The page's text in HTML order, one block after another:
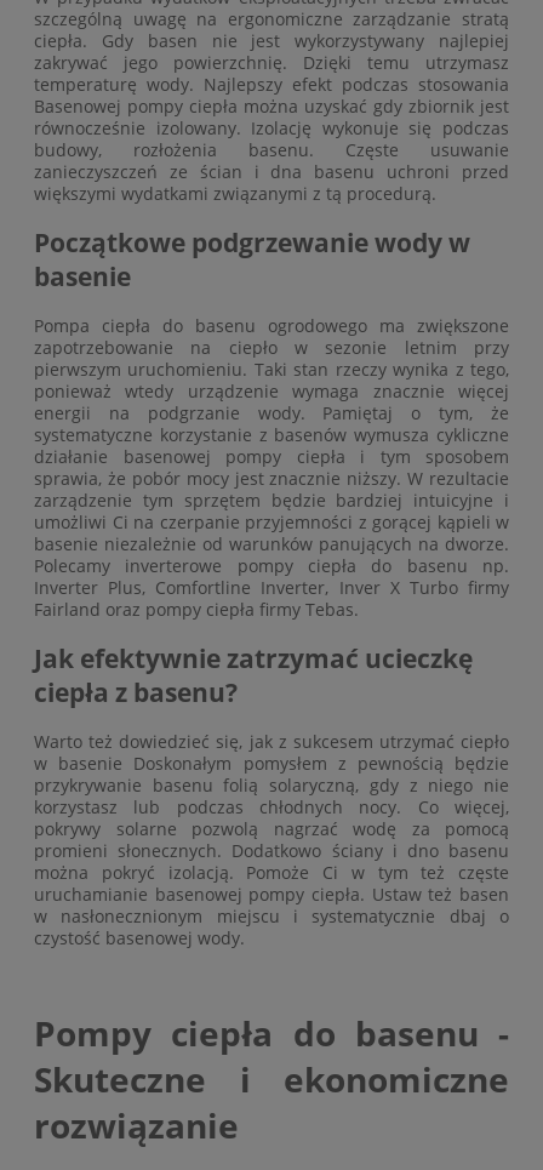
szczególną uwagę na ergonomiczne zarządzanie stratą
ciepła. Gdy basen nie jest wykorzystywany najlepiej
zakrywać jego powierzchnię. Dzięki temu utrzymasz
temperaturę wody. Najlepszy efekt podczas stosowania
Basenowej pompy ciepła można uzyskać gdy zbiornik jest
równocześnie izolowany. Izolację wykonuje się podczas
budowy, rozłożenia basenu. Częste usuwanie
zanieczyszczeń ze ścian i dna basenu uchroni przed
większymi wydatkami związanymi z tą procedurą.
Początkowe podgrzewanie wody w
basenie
Pompa ciepła do basenu ogrodowego ma zwiększone
zapotrzebowanie na ciepło w sezonie letnim przy
pierwszym uruchomieniu. Taki stan rzeczy wynika z tego,
ponieważ wtedy urządzenie wymaga znacznie więcej
energii na podgrzanie wody. Pamiętaj o tym, że
systematyczne korzystanie z basenów wymusza cykliczne
działanie basenowej pompy ciepła i tym sposobem
sprawia, że pobór mocy jest znacznie niższy. W rezultacie
zarządzenie tym sprzętem będzie bardziej intuicyjne i
umożliwi Ci na czerpanie przyjemności z gorącej kąpieli w
basenie niezależnie od warunków panujących na dworze.
Polecamy inverterowe pompy ciepła do basenu np.
Inverter Plus, Comfortline Inverter, Inver X Turbo firmy
Fairland oraz pompy ciepła firmy Tebas.
Jak efektywnie zatrzymać ucieczkę
ciepła z basenu?
Warto też dowiedzieć się, jak z sukcesem utrzymać ciepło
w basenie Doskonałym pomysłem z pewnością będzie
przykrywanie basenu folią solaryczną, gdy z niego nie
korzystasz lub podczas chłodnych nocy. Co więcej,
pokrywy solarne pozwolą nagrzać wodę za pomocą
promieni słonecznych. Dodatkowo ściany i dno basenu
można pokryć izolacją. Pomoże Ci w tym też częste
uruchamianie basenowej pompy ciepła. Ustaw też basen
w nasłonecznionym miejscu i systematycznie dbaj o
czystość basenowej wody.
Pompy ciepła do basenu -
Skuteczne i ekonomiczne
rozwiązanie